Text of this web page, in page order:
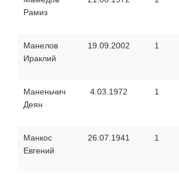
Рамиз
Манелов
Ираклий
19.09.2002 1
Маненьчич
Деян
4.03.1972 1
Манкос
Евгений
26.07.1941 1